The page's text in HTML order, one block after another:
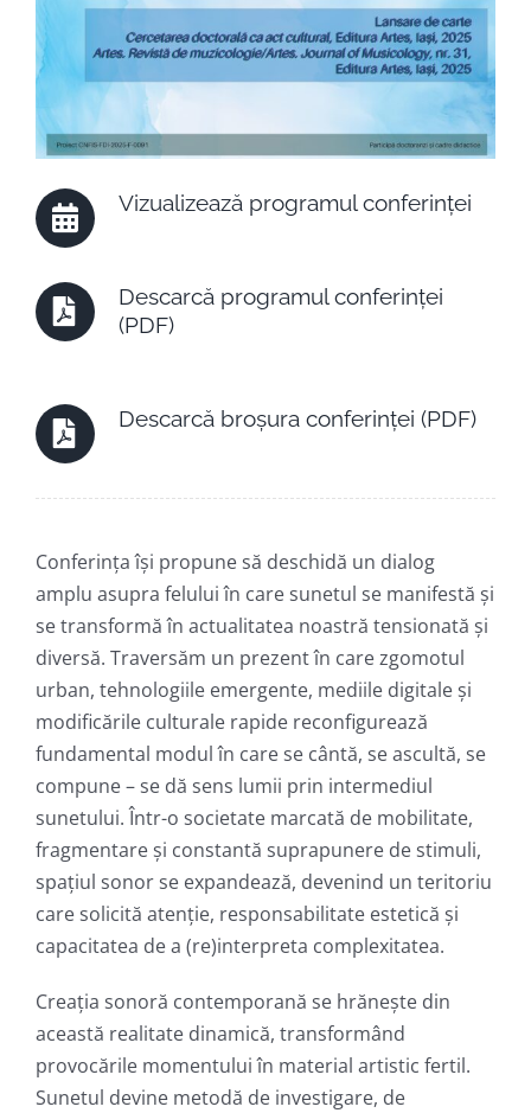
Vizualizează programul conferinței
Descarcă programul conferinței
(PDF)
Descarcă broșura conferinței (PDF)
Conferința își propune să deschidă un dialog
amplu asupra felului în care sunetul se manifestă și
se transformă în actualitatea noastră tensionată și
diversă. Traversăm un prezent în care zgomotul
urban, tehnologiile emergente, mediile digitale și
modificările culturale rapide reconfigurează
fundamental modul în care se cântă, se ascultă, se
compune – se dă sens lumii prin intermediul
sunetului. Într-o societate marcată de mobilitate,
fragmentare și constantă suprapunere de stimuli,
spațiul sonor se expandează, devenind un teritoriu
care solicită atenție, responsabilitate estetică și
capacitatea de a (re)interpreta complexitatea.
Creația sonoră contemporană se hrănește din
această realitate dinamică, transformând
provocările momentului în material artistic fertil.
Sunetul devine metodă de investigare, de